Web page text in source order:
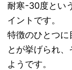
耐寒-30度とい
イントです。
特徴のひとつに
とが挙げられ
ようです。